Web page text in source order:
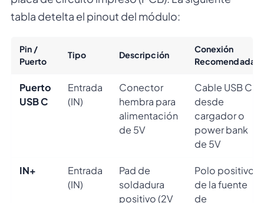
tabla detelta el pinout del módulo:
Pin /
Puerto
Tipo Descripción
Conexión
Recomendada
Puerto
USB C
Entrada
(IN)
Conector
hembra para
alimentación
de 5V
Cable USB C
desde
cargador o
power bank
de 5V
IN+
Entrada
(IN)
Pad de
soldadura
positivo (2V
Polo positivo
de la fuente
de